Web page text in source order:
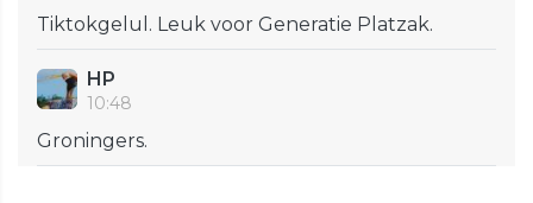
Tiktokgelul. Leuk voor Generatie Platzak.
HP
10:48
Groningers.